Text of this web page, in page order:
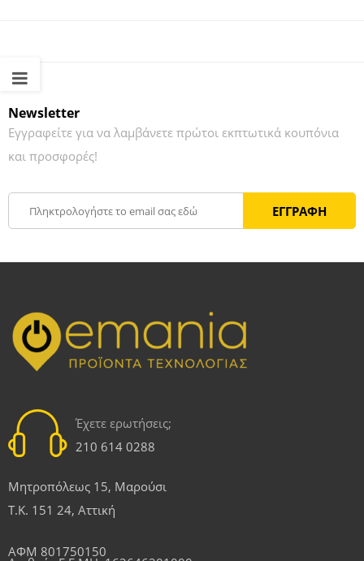
Newsletter
Εγγραφείτε για να λαμβάνετε πρώτοι εκπτωτικά κουπόνια
και προσφορές!
Έχετε ερωτήσεις;
210 614 0288
Μητροπόλεως 15, Μαρούσι
Τ.Κ. 151 24, Αττική
ΑΦΜ 801750150